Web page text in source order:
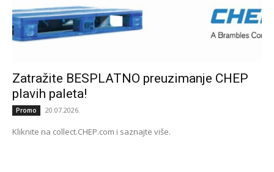
Zatražite BESPLATNO preuzimanje CHEP
plavih paleta!
Promo 20.07.2026.
Kliknite na collect.CHEP.com i saznajte više.